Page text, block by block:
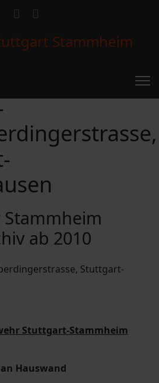
ab 2010
Stuttgart-Stammheim
Hauswand